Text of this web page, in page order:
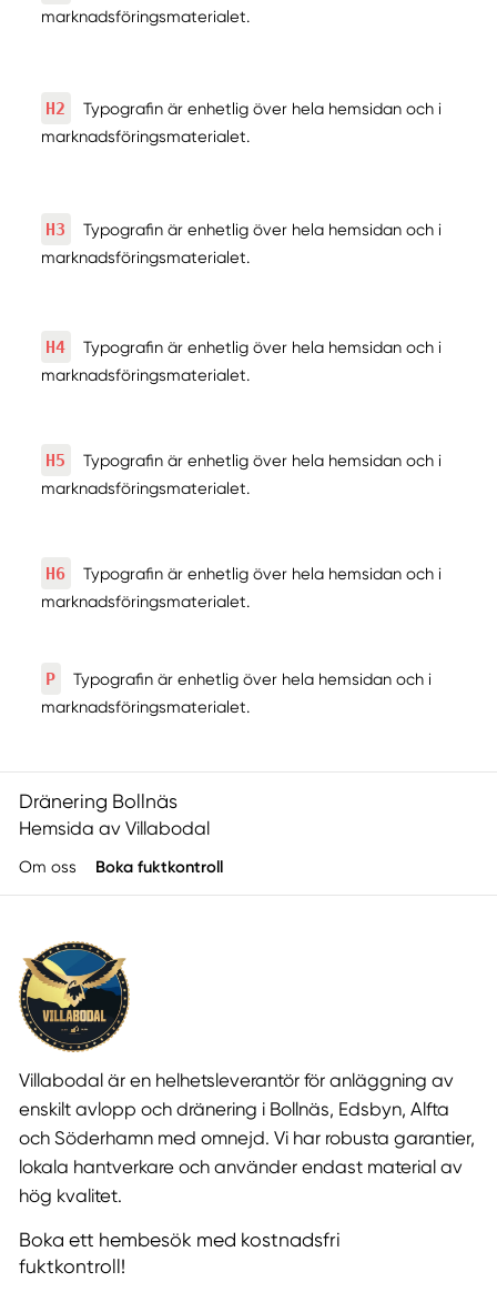
marknadsföringsmaterialet.
H2
Typografin är enhetlig över hela hemsidan och i
marknadsföringsmaterialet.
H3
Typografin är enhetlig över hela hemsidan och i
marknadsföringsmaterialet.
H4
Typografin är enhetlig över hela hemsidan och i
marknadsföringsmaterialet.
H5
Typografin är enhetlig över hela hemsidan och i
marknadsföringsmaterialet.
H6
Typografin är enhetlig över hela hemsidan och i
marknadsföringsmaterialet.
P
Typografin är enhetlig över hela hemsidan och i
marknadsföringsmaterialet.
Dränering Bollnäs
Hemsida av Villabodal
Om oss Boka fuktkontroll
Villabodal är en helhetsleverantör för anläggning av
enskilt avlopp och dränering i Bollnäs, Edsbyn, Alfta
och Söderhamn med omnejd. Vi har robusta garantier,
lokala hantverkare och använder endast material av
hög kvalitet.
Boka ett hembesök med kostnadsfri
fuktkontroll!